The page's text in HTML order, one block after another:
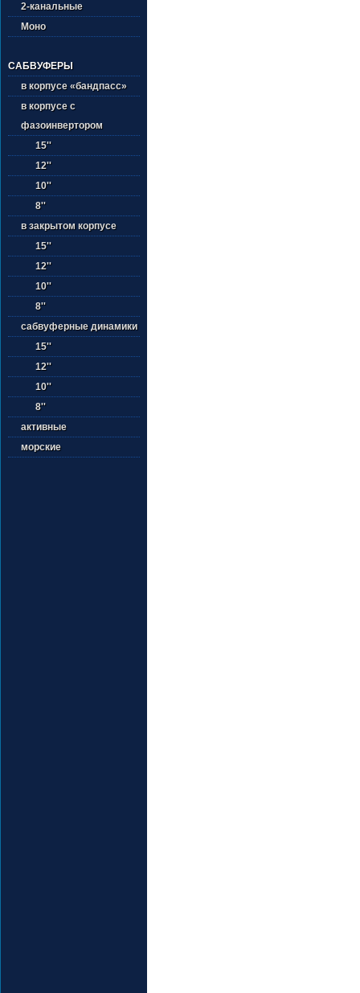
2-канальные
Моно
САБВУФЕРЫ
в корпусе «бандпасс»
в корпусе с
фазоинвертором
15''
12''
10''
8''
в закрытом корпусе
15''
12''
10''
8''
сабвуферные динамики
15''
12''
10''
8''
активные
морские